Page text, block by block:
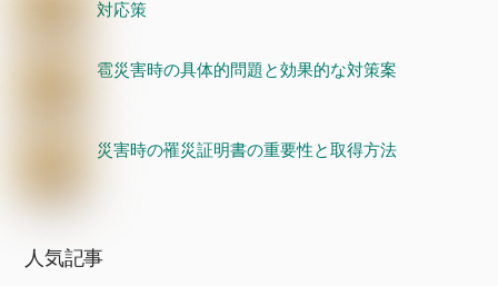
対応策
雹災害時の具体的問題と効果的な対策案
災害時の罹災証明書の重要性と取得方法
人気記事